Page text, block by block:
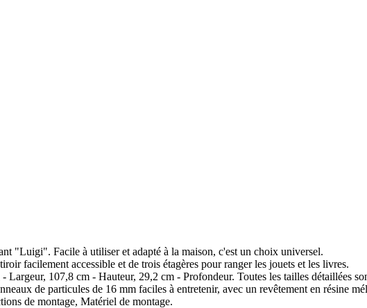
"Luigi". Facile à utiliser et adapté à la maison, c'est un choix universel.
facilement accessible et de trois étagères pour ranger les jouets et les livres.
107,8 cm - Hauteur, 29,2 cm - Profondeur. Toutes les tailles détaillées
de particules de 16 mm faciles à entretenir, avec un revêtement en résine
de montage, Matériel de montage.